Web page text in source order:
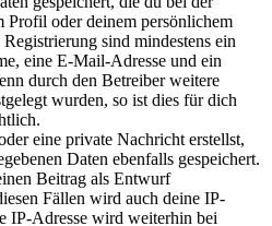
Profil oder deinem persönlichem
sind mindestens ein
eine E-Mail-Adresse und ein
durch den Betreiber weitere
wurden, so ist dies für dich
eine private Nachricht erstellst,
Daten ebenfalls gespeichert.
Beitrag als Entwurf
Fällen wird auch deine IP-
IP-Adresse wird weiterhin bei